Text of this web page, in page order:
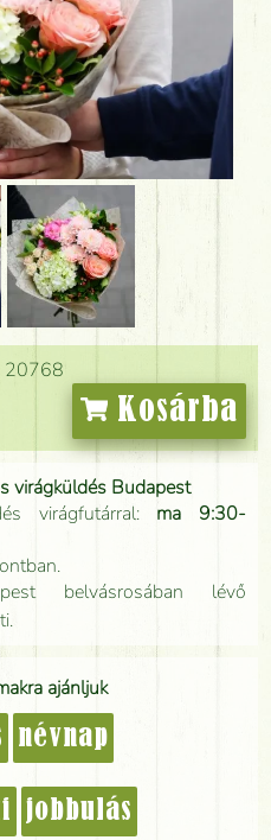
20768
Kosárba
virágküldés Budapest
virágfutárral: ma 9:30-
belvásrosában lévő
ajánljuk
névnap
jobbulás